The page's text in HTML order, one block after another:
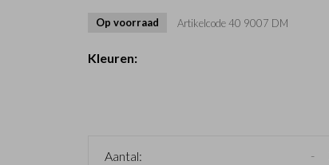
Op voorraad Artikelcode40 9007 DM
Kleuren:
Aantal: -